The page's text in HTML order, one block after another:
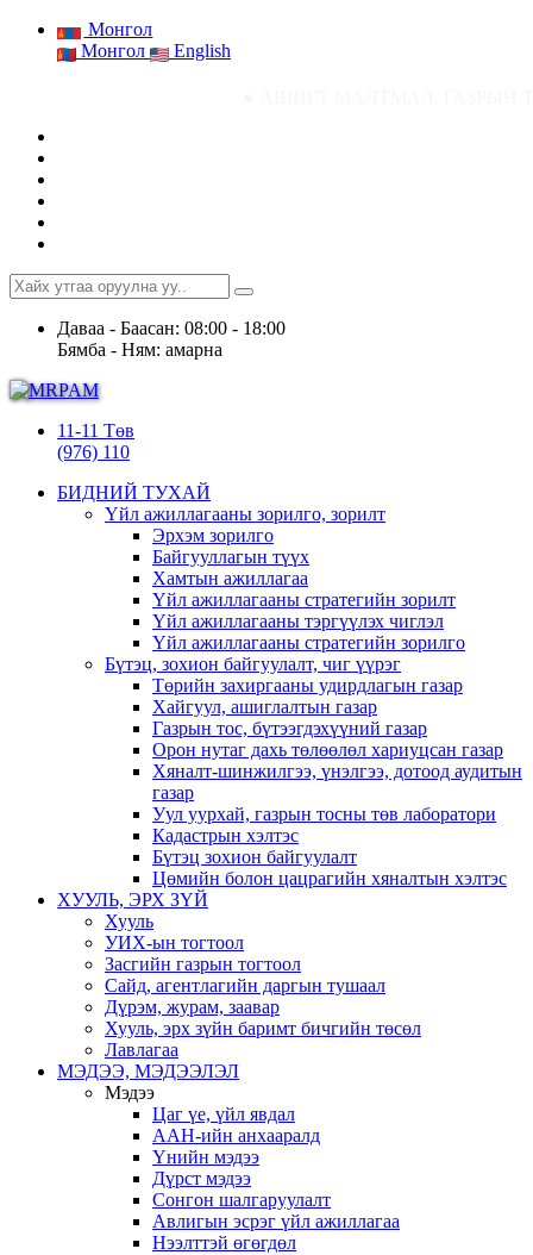
Монгол
Монгол
English
Даваа - Баасан: 08:00 - 18:00
Бямба - Ням: амарна
11-11 Төв
(976) 110
БИДНИЙ ТУХАЙ
Үйл ажиллагааны зорилго, зорилт
Эрхэм зорилго
Байгууллагын түүх
Хамтын ажиллагаа
Үйл ажиллагааны стратегийн зорилт
Үйл ажиллагааны тэргүүлэх чиглэл
Үйл ажиллагааны стратегийн зорилго
Бүтэц, зохион байгуулалт, чиг үүрэг
Төрийн захиргааны удирдлагын газар
Хайгуул, ашиглалтын газар
Газрын тос, бүтээгдэхүүний газар
Орон нутаг дахь төлөөлөл хариуцсан газар
Хяналт-шинжилгээ, үнэлгээ, дотоод аудитын
газар
Уул уурхай, газрын тосны төв лаборатори
Кадастрын хэлтэс
Бүтэц зохион байгуулалт
Цөмийн болон цацрагийн хяналтын хэлтэс
ХУУЛЬ, ЭРХ ЗҮЙ
Хууль
УИХ-ын тогтоол
Засгийн газрын тогтоол
Сайд, агентлагийн даргын тушаал
Дүрэм, журам, заавар
Хууль, эрх зүйн баримт бичгийн төсөл
Лавлагаа
МЭДЭЭ, МЭДЭЭЛЭЛ
Мэдээ
Цаг үе, үйл явдал
ААН-ийн анхааралд
Үнийн мэдээ
Дүрст мэдээ
Сонгон шалгаруулалт
Авлигын эсрэг үйл ажиллагаа
Нээлттэй өгөгдөл